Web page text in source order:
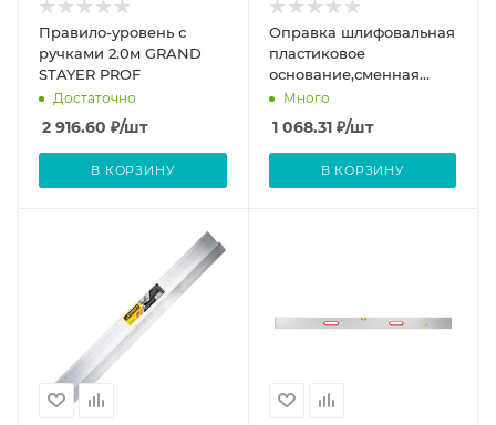
Правило-уровень с
ручками 2.0м GRAND
STAYER PROF
Достаточно
2 916.60 ₽/шт
В КОРЗИНУ
Оправка шлифовальная
пластиковое
основание,сменная
металлическая рабочая
часть 350*150мм(Дерун)
Много
1 068.31₽/шт
В КОРЗИНУ